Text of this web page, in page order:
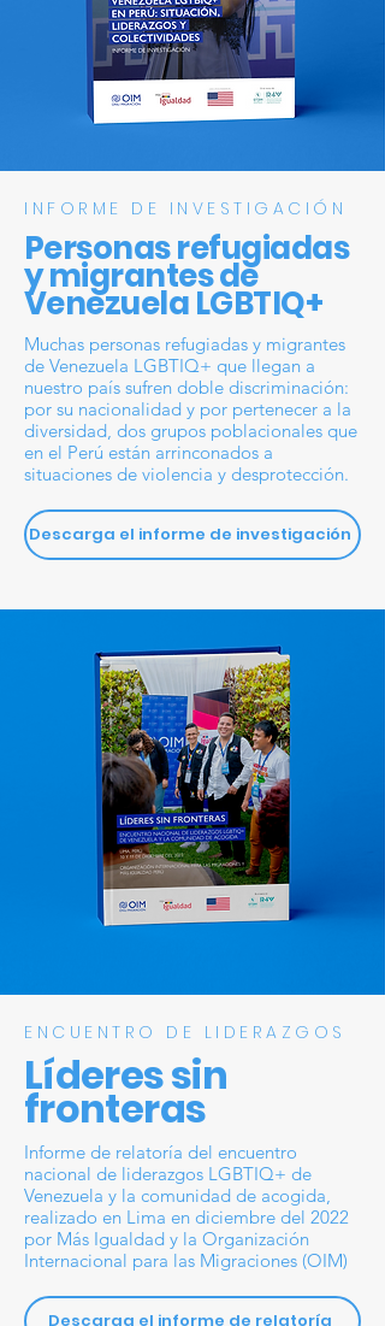
INFORME DE INVESTIGACIÓN
Personas refugiadas
y migrantes de
Venezuela LGBTIQ+
Muchas personas refugiadas y migrantes
de Venezuela LGBTIQ+ que llegan a
nuestro país sufren doble discriminación:
por su nacionalidad y por pertenecer a la
diversidad, dos grupos poblacionales que
en el Perú están arrinconados a
situaciones de violencia y desprotección.
Descarga el informe de investigación
ENCUENTRO DE LIDERAZGOS
Líderes sin
fronteras
Informe de relatoría del encuentro
nacional de liderazgos LGBTIQ+ de
Venezuela y la comunidad de acogida,
realizado en Lima en diciembre del 2022
por Más Igualdad y la Organización
Internacional para las Migraciones (OIM)
Descarga el informe de relatoría